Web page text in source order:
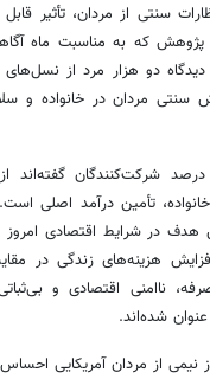
سنتی از مردان، تأثیر
که به مناسبت ماه
دو هزار مرد از نسل‌های
سنتی مردان در خانواده و
بر اساس یافته‌ها، ۷۷ درصد شرکت‌کنندگان
هدف در شرایط اقتصادی امروز
هزینه‌های زندگی در
ناامنی اقتصادی و
شده‌اند.
از مردان آمریکایی احساس